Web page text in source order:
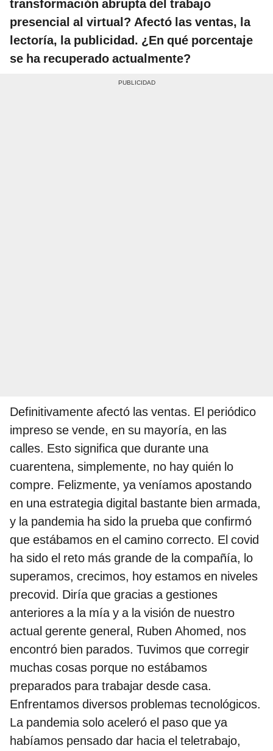
transformación abrupta del trabajo
presencial al virtual? Afectó las ventas, la
lectoría, la publicidad. ¿En qué porcentaje
se ha recuperado actualmente?
Definitivamente afectó las ventas. El periódico
impreso se vende, en su mayoría, en las
calles. Esto significa que durante una
cuarentena, simplemente, no hay quién lo
compre. Felizmente, ya veníamos apostando
en una estrategia digital bastante bien armada,
y la pandemia ha sido la prueba que confirmó
que estábamos en el camino correcto. El covid
ha sido el reto más grande de la compañía, lo
superamos, crecimos, hoy estamos en niveles
precovid. Diría que gracias a gestiones
anteriores a la mía y a la visión de nuestro
actual gerente general, Ruben Ahomed, nos
encontró bien parados. Tuvimos que corregir
muchas cosas porque no estábamos
preparados para trabajar desde casa.
Enfrentamos diversos problemas tecnológicos.
La pandemia solo aceleró el paso que ya
habíamos pensado dar hacia el teletrabajo,